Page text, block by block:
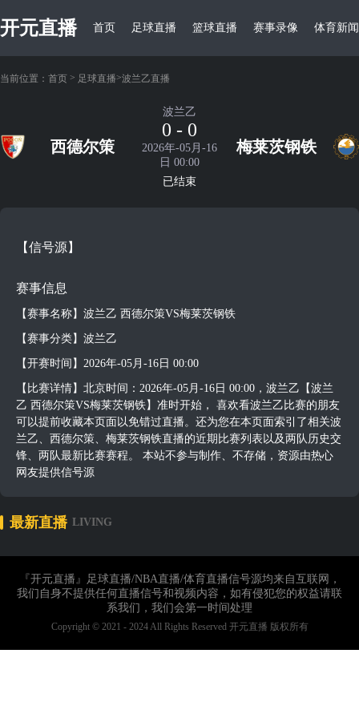
开元直播 首页 足球直播 篮球直播 赛事录像 体育新闻
当前位置： 首页 > 足球直播>波兰乙直播
西德尔策
波兰乙
0 - 0
2026年-05月-16
日 00:00
已结束
梅莱茨钢铁
【信号源】
赛事信息
【赛事名称】波兰乙 西德尔策VS梅莱茨钢铁
【赛事分类】波兰乙
【开赛时间】2026年-05月-16日 00:00
【比赛详情】北京时间：2026年-05月-16日 00:00，波兰乙【波兰
乙 西德尔策VS梅莱茨钢铁】准时开始， 喜欢看波兰乙比赛的朋友
可以提前收藏本页面以免错过直播。还为您在本页面索引了相关波
兰乙、西德尔策、梅莱茨钢铁直播的近期比赛列表以及两队历史交
锋、两队最新比赛赛程。 本站不参与制作、不存储，资源由热心
网友提供信号源
最新直播 LIVING
『开元直播』足球直播/NBA直播/体育直播信号源均来自互联网，
我们自身不提供任何直播信号和视频内容，如有侵犯您的权益请联
系我们，我们会第一时间处理
Copyright © 2021 - 2024 All Rights Reserved 开元直播 版权所有